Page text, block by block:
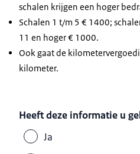
schalen krijgen een hoger
Schalen 1 t/m 5 € 1400;
11 en hoger € 1000.
Ook gaat de
kilometer.
Heeft deze informatie u
Ja